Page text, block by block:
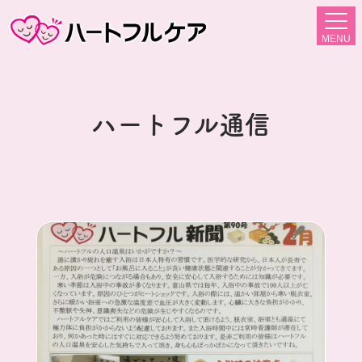
MENU
ハートフル通信